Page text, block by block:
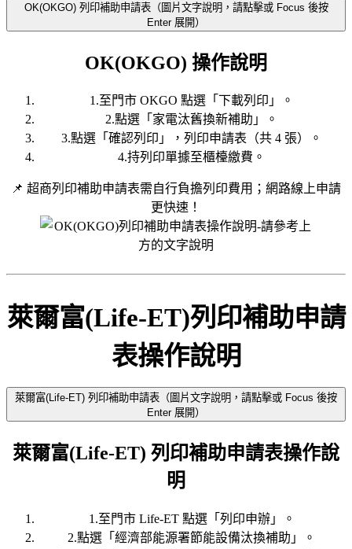
OK(OKGO) 列印補助申請表（圖片文字說明，請點擊或 Focus 後按
Enter 展開）
OK(OKGO) 操作說明
1.至門市 OKGO 點選「下載列印」。
2.點選「家電汰舊換新補助」。
3.點選「確認列印」，列印申請表（共 4 張）。
4.持列印單據至櫃檯繳費。
📌 超商列印補助申請表需自行負擔列印費用；網路線上申請
更快速！
萊爾富(Life-ET)列印補助申請
表操作說明
萊爾富(Life-ET) 列印補助申請表（圖片文字說明，請點擊或 Focus 後按
Enter 展開）
萊爾富(Life-ET) 列印補助申請表操作說
明
1.至門市 Life-ET 點選「列印申辦」。
2.點選「經濟部能源署節能設備汰換補助」。